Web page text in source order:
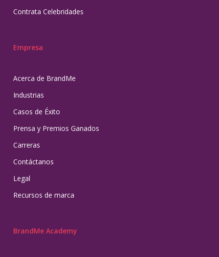
Contrata Celebridades
Empresa
Acerca de BrandMe
Industrias
Casos de Éxito
Prensa y Premios Ganados
Carreras
Contáctanos
Legal
Recursos de marca
BrandMe Academy